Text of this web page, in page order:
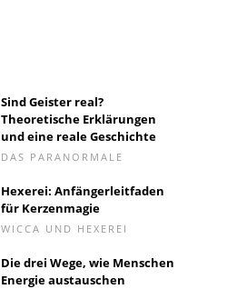
Sind Geister real?
Theoretische Erklärungen
und eine reale Geschichte
DAS PARANORMALE
Hexerei: Anfängerleitfaden
für Kerzenmagie
WICCA UND HEXEREI
Die drei Wege, wie Menschen
Energie austauschen